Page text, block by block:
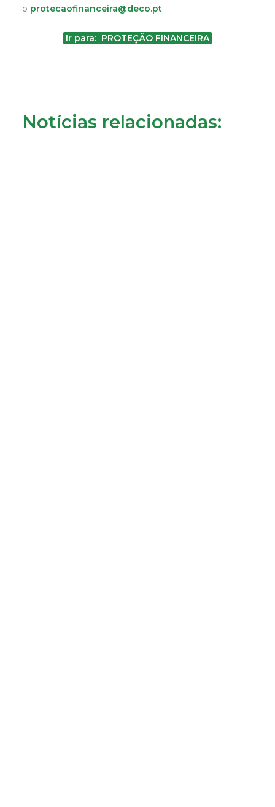
o protecaofinanceira@deco.pt
Ir para: PROTEÇÃO FINANCEIRA
Notícias relacionadas: